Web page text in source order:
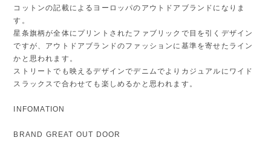
コットンの記載によるヨーロッパのアウトドアブランドになりま
す。
星条旗柄が全体にプリントされたファブリックで目を引くデザイン
ですが、アウトドアブランドのファッションに基準を寄せたライン
かと思われます。
ストリートでも映えるデザインでデニムでよりカジュアルにワイド
スラックスで合わせても楽しめるかと思われます。
INFOMATION
BRAND GREAT OUT DOOR